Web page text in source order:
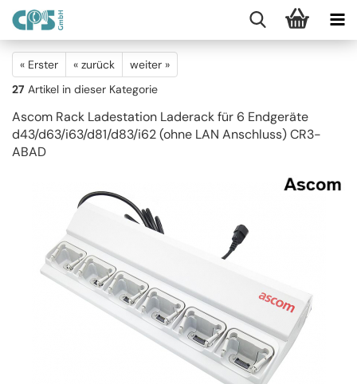
« Erster « zurück
weiter »
27 Artikel in dieser Kategorie
Ascom Rack Ladestation Laderack für 6 Endgeräte
d43/d63/i63/d81/d83/i62 (ohne LAN Anschluss) CR3-
ABAD